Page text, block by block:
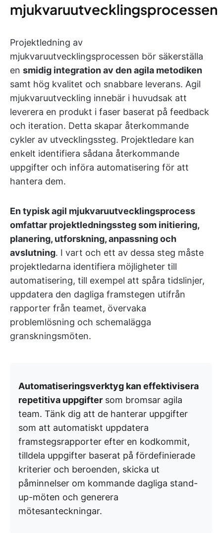
mjukvaruutvecklingsprocessen
Projektledning av
mjukvaruutvecklingsprocessen bör säkerställa
en smidig integration av den agila metodiken
samt hög kvalitet och snabbare leverans. Agil
mjukvaruutveckling innebär i huvudsak att
leverera en produkt i faser baserat på feedback
och iteration. Detta skapar återkommande
cykler av utvecklingssteg. Projektledare kan
enkelt identifiera sådana återkommande
uppgifter och införa automatisering för att
hantera dem.
En typisk agil mjukvaruutvecklingsprocess
omfattar projektledningssteg som initiering,
planering, utforskning, anpassning och
avslutning. I vart och ett av dessa steg måste
projektledarna identifiera möjligheter till
automatisering, till exempel att spåra tidslinjer,
uppdatera den dagliga framstegen utifrån
rapporter från teamet, övervaka
problemlösning och schemalägga
granskningsmöten.
Automatiseringsverktyg kan effektivisera
repetitiva uppgifter som bromsar agila
team. Tänk dig att de hanterar uppgifter
som att automatiskt uppdatera
framstegsrapporter efter en kodkommit,
tilldela uppgifter baserat på fördefinierade
kriterier och beroenden, skicka ut
påminnelser om kommande dagliga stand-
up-möten och generera
mötesanteckningar.